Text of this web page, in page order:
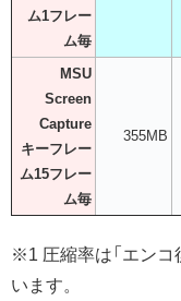
ム1フレー
ム毎
MSU
Screen
Capture
キーフレー
ム15フレー
ム毎
355MB
※1 圧縮率は「エンコ
います。